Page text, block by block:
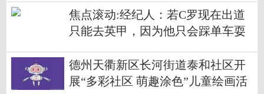
焦点滚动:经纪人：若C罗现在出道
只能去英甲，因为他只会踩单车耍
德州天衢新区长河街道泰和社区开
展“多彩社区 萌趣涂色”儿童绘画活